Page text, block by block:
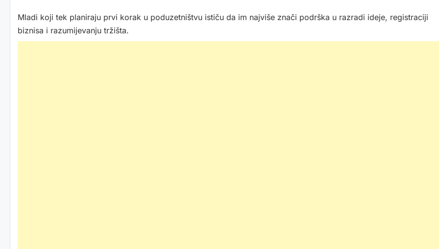
Mladi koji tek planiraju prvi korak u poduzetništvu ističu da im najviše znači podrška u razradi ideje, registraciji
biznisa i razumijevanju tržišta.